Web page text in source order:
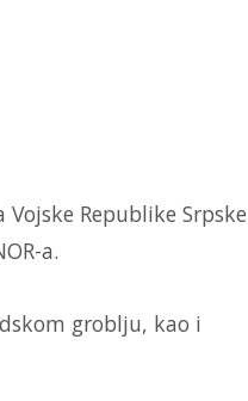
Republike Srpske
a.
groblju, kao i